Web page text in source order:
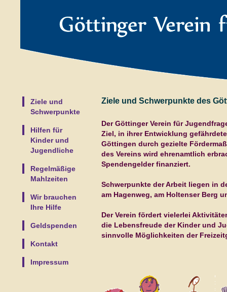
Ziele und
Schwerpunkte
Hilfen für
Kinder und
Jugendliche
Regelmäßige
Mahlzeiten
Wir brauchen
Ihre Hilfe
Geldspenden
Kontakt
Impressum
Ziele und Schwerpunkte des
Der Göttinger Verein für
Ziel, in ihrer Entwicklung
Göttingen durch gezielte
des Vereins wird ehrenamtlich
Spendengelder finanziert.
Schwerpunkte der Arbeit liegen in
am Hagenweg, am Holtenser Berg
Der Verein fördert vielerlei
die Lebensfreude der Kinder und
sinnvolle Möglichkeiten der